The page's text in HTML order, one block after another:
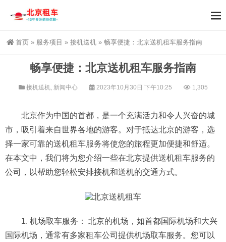
首页 » 服务项目 » 接机送机 » 畅享便捷：北京送机租车服务指南
畅享便捷：北京送机租车服务指南
接机送机, 新闻中心 2023年10月30日 下午10:25 1,305
北京作为中国的首都，是一个充满活力和令人兴奋的城
市，吸引着来自世界各地的游客。对于抵达北京的游客，选
择一家可靠的送机租车服务将使您的旅程更加便捷和舒适。
在本文中，我们将为您介绍一些在北京提供送机租车服务的
公司，以帮助您轻松安排接机和送机的交通方式。
1. 机场取车服务： 北京的机场，如首都国际机场和大兴
国际机场，通常有多家租车公司提供机场取车服务。您可以